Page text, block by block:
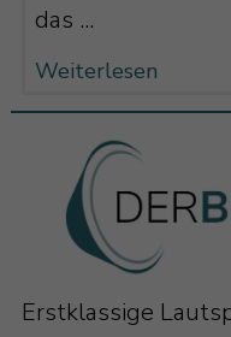
das ...
Weiterlesen
Erstklassige